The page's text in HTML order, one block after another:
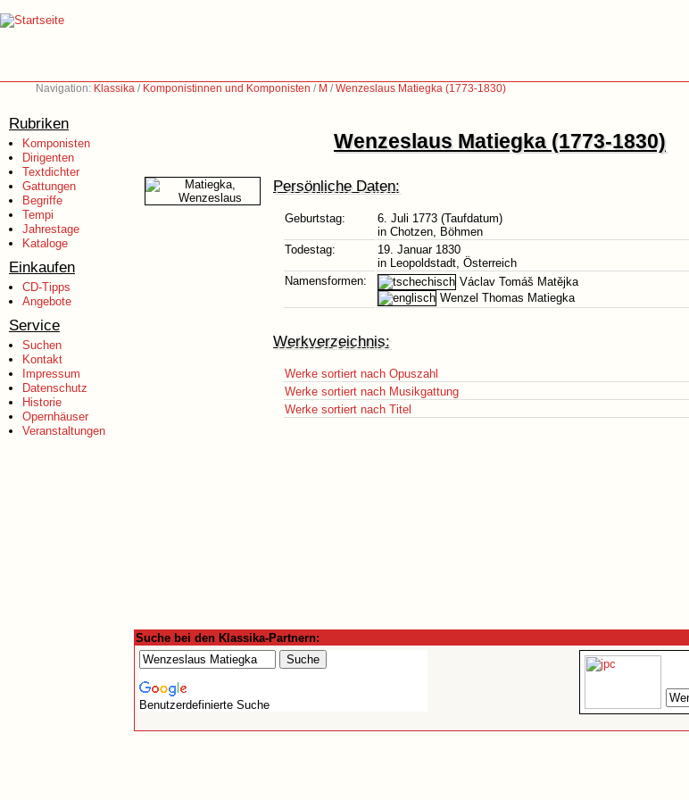
Navigation: Klassika / Komponistinnen und Komponisten / M /Wenzeslaus Matiegka (1773-1830)
Rubriken
Komponisten
Dirigenten
Textdichter
Gattungen
Begriffe
Tempi
Jahrestage
Kataloge
Einkaufen
CD-Tipps
Angebote
Service
Suchen
Kontakt
Impressum
Datenschutz
Historie
Opernhäuser
Veranstaltungen
Wenzeslaus Matiegka (1773-1830)
Persönliche Daten:
Geburtstag:
6. Juli 1773 (Taufdatum)
in Chotzen, Böhmen
Todestag:
19. Januar 1830
in Leopoldstadt, Österreich
Namensformen:
Václav Tomáš Matějka
Wenzel Thomas Matiegka
Werkverzeichnis:
Werke sortiert nach Opuszahl
Werke sortiert nach Musikgattung
Werke sortiert nach Titel
Suche bei den Klassika-Partnern:
Benutzerdefinierte Suche